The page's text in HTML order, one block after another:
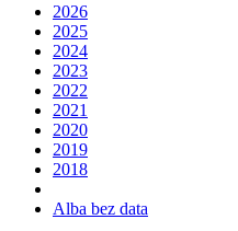
2026
2025
2024
2023
2022
2021
2020
2019
2018
Alba bez data